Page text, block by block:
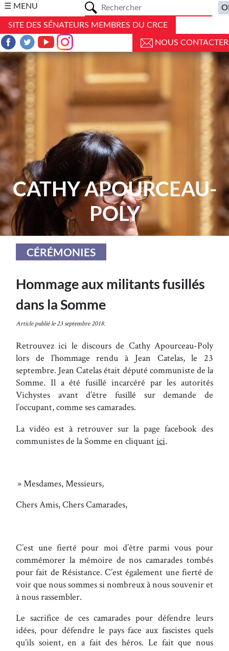
☰ MENU
SITE DES SÉNATEURS MEMBRES DU CRCE
NOUS CONTACTER
CATHY APOURCEAU-
POLY
CÉRÉMONIES
Hommage aux militants fusillés
dans la Somme
Article publié le 23 septembre 2018.
Retrouvez ici le discours de Cathy Apourceau-Poly
lors de l’hommage rendu à Jean Catelas, le 23
septembre. Jean Catelas était député communiste de la
Somme. Il a été fusillé incarcéré par les autorités
Vichystes avant d’être fusillé sur demande de
l’occupant, comme ses camarades.
La vidéo est à retrouver sur la page facebook des
communistes de la Somme en cliquant ici.
» Mesdames, Messieurs,
Chers Amis, Chers Camarades,
C’est une fierté pour moi d’être parmi vous pour
commémorer la mémoire de nos camarades tombés
pour fait de Résistance. C’est également une fierté de
voir que nous sommes si nombreux à nous souvenir et
à nous rassembler.
Le sacrifice de ces camarades pour défendre leurs
idées, pour défendre le pays face aux fascistes quels
qu’ils soient, en a fait des héros. Le fait que nous